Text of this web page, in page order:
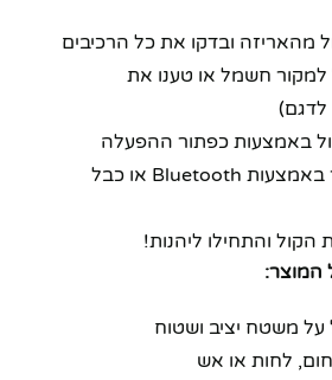
מהאריזה ובדקו את כל הרכיבים
חשמל או טענו את
באמצעות כפתור ההפעלה
חברו את המכשיר באמצעות Bluetooth או כבל
והתחילו ליהנות!
המוצר:
על משטח יציב ושטוח
לחות או אש